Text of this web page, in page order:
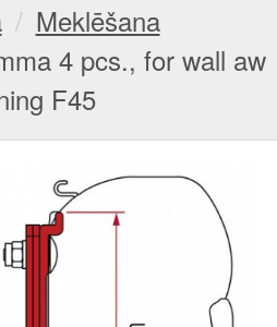
Meklēšana
4 pcs., for wall aw
F45